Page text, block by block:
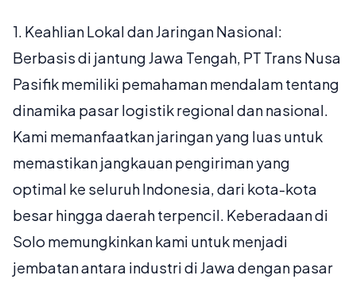
1. Keahlian Lokal dan Jaringan Nasional:
Berbasis di jantung Jawa Tengah, PT Trans Nusa
Pasifik memiliki pemahaman mendalam tentang
dinamika pasar logistik regional dan nasional.
Kami memanfaatkan jaringan yang luas untuk
memastikan jangkauan pengiriman yang
optimal ke seluruh Indonesia, dari kota-kota
besar hingga daerah terpencil. Keberadaan di
Solo memungkinkan kami untuk menjadi
jembatan antara industri di Jawa dengan pasar